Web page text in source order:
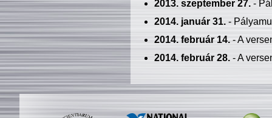
2013. szeptember 27.-
2014. január 31.-
2014. február 14.- A
2014. február 28.- A